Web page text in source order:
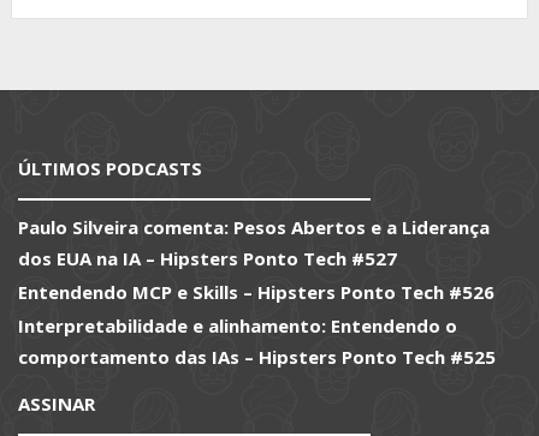
ÚLTIMOS PODCASTS
Paulo Silveira comenta: Pesos Abertos e a Liderança
dos EUA na IA – Hipsters Ponto Tech #527
Entendendo MCP e Skills – Hipsters Ponto Tech #526
Interpretabilidade e alinhamento: Entendendo o
comportamento das IAs – Hipsters Ponto Tech #525
ASSINAR